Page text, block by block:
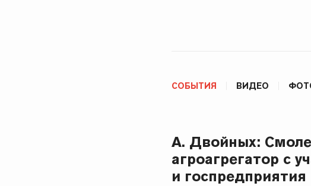
СОБЫТИЯ ВИДЕО
А. Двойных:
агроагрегатор с
и госпредприятия